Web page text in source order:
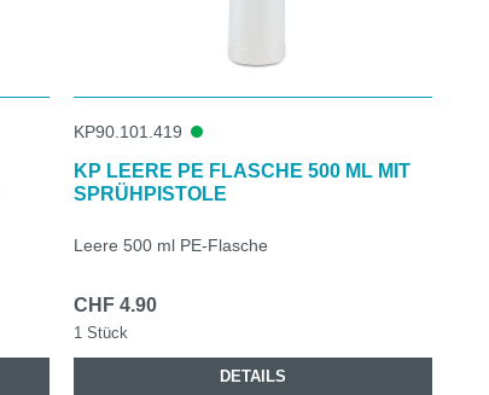
KP90.101.419
KP LEERE PE FLASCHE 500 ML MIT
SPRÜHPISTOLE
Leere 500 ml PE-Flasche
CHF 4.90
1 Stück
DETAILS